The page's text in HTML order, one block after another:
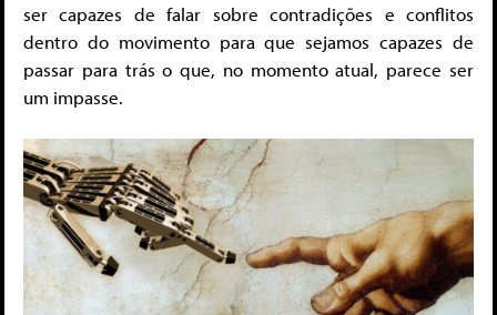
ser capazes de falar sobre contradições e conflitos
dentro do movimento para que sejamos capazes de
passar para trás o que, no momento atual, parece ser
um impasse.